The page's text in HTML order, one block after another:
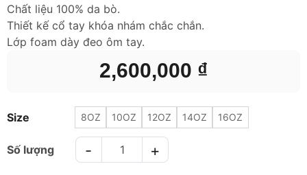
2,600,000 ₫
Chất liệu 100% da bò.
Thiết kế cổ tay khóa nhám chắc chắn.
Lớp foam dày đeo ôm tay.
Size 8OZ 10OZ 12OZ 14OZ 16OZ
GĂNG TAY BOXING TWINS FBGVL3-50 SÓI ĐỎ số lượng